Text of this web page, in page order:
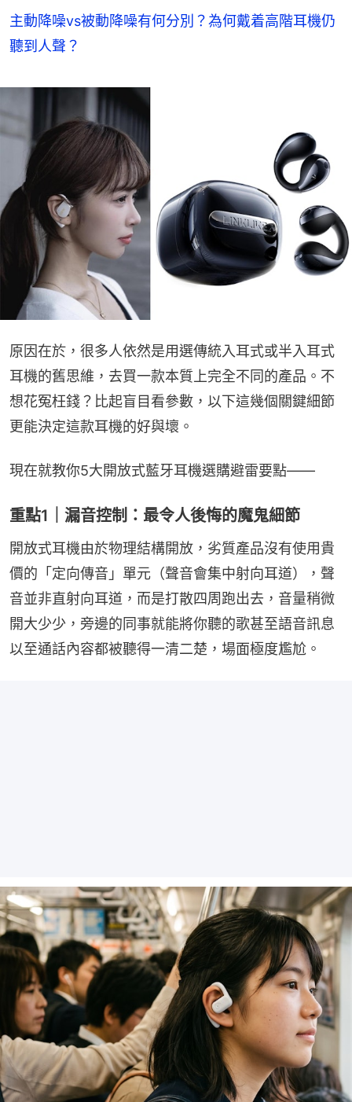
主動降噪vs被動降噪有何分別？為何戴着高階耳機仍
聽到人聲？
原因在於，很多人依然是用選傳統入耳式或半入耳式
耳機的舊思維，去買一款本質上完全不同的產品。不
想花冤枉錢？比起盲目看參數，以下這幾個關鍵細節
更能決定這款耳機的好與壞。
現在就教你5大開放式藍牙耳機選購避雷要點——
重點1｜漏音控制：最令人後悔的魔鬼細節
開放式耳機由於物理結構開放，劣質產品沒有使用貴
價的「定向傳音」單元（聲音會集中射向耳道），聲
音並非直射向耳道，而是打散四周跑出去，音量稍微
開大少少，旁邊的同事就能將你聽的歌甚至語音訊息
以至通話內容都被聽得一清二楚，場面極度尷尬。